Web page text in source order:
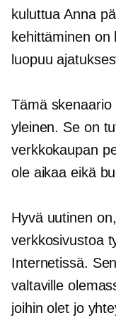
kuluttua Anna
kehittäminen
luopuu
Tämä skenaario
yleinen. Se on
verkkokaupan
ole aikaa eikä
Hyvä uutinen
verkkosivustoa
Internetissä.
valtaville
joihin olet jo